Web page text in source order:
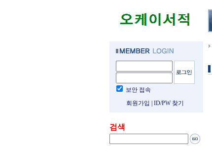
보안 접속
회원가입
ID/PW 찾기
검색